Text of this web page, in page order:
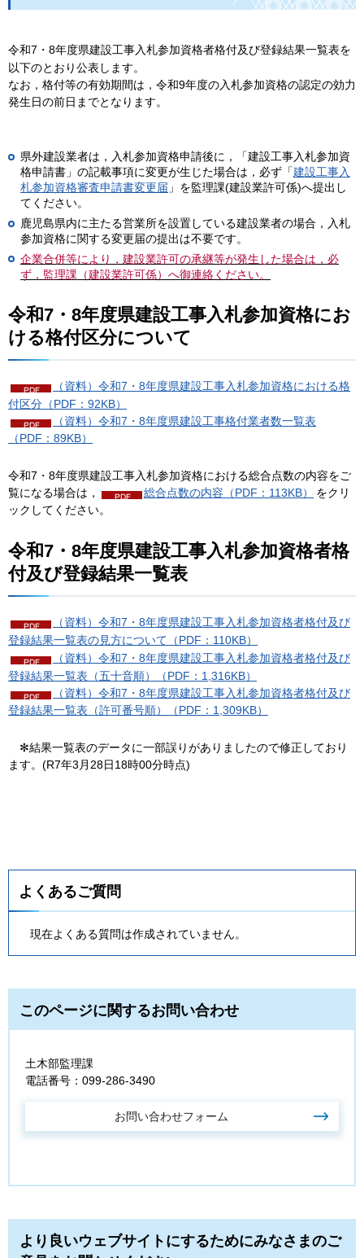
令和7・8年度県建設工事入札参加資格者格付及び登録結果一覧表を
以下のとおり公表します。
なお，格付等の有効期間は，令和9年度の入札参加資格の認定の効力
発生日の前日までとなります。
県外建設業者は，入札参加資格申請後に，「建設工事入札参加資
格申請書」の記載事項に変更が生じた場合は，必ず「建設工事入
札参加資格審査申請書変更届 」を監理課(建設業許可係)へ提出し
てください。
鹿児島県内に主たる営業所を設置している建設業者の場合，入札
参加資格に関する変更届の提出は不要です。
企業合併等により，建設業許可の承継等が発生した場合は，必
ず，監理課（建設業許可係）へ御連絡ください。
令和7・8年度県建設工事入札参加資格にお
ける格付区分について
（資料）令和7・8年度県建設工事入札参加資格における格
付区分（PDF：92KB）
（資料）令和7・8年度県建設工事格付業者数一覧表
（PDF：89KB）
令和7・8年度県建設工事入札参加資格における総合点数の内容をご
覧になる場合は，
総合点数の内容（PDF：113KB）
をクリ
ックしてください。
令和7・8年度県建設工事入札参加資格者格
付及び登録結果一覧表
（資料）令和7・8年度県建設工事入札参加資格者格付及び
登録結果一覧表の見方について（PDF：110KB）
（資料）令和7・8年度県建設工事入札参加資格者格付及び
登録結果一覧表（五十音順）（PDF：1,316KB）
（資料）令和7・8年度県建設工事入札参加資格者格付及び
登録結果一覧表（許可番号順）（PDF：1,309KB）
✻結果一覧表のデータに一部誤りがありましたので修正しており
ます。(R7年3月28日18時00分時点)
よくあるご質問
現在よくある質問は作成されていません。
このページに関するお問い合わせ
土木部監理課
電話番号：099-286-3490
より良いウェブサイトにするためにみなさまのご